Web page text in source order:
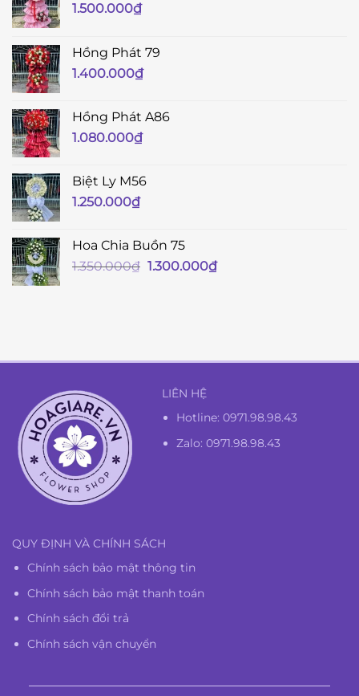
1.500.000₫
Hồng Phát 79
1.400.000₫
Hồng Phát A86
1.080.000₫
Biệt Ly M56
1.250.000₫
Hoa Chia Buồn 75
1.350.000₫ Giá
1.300.000₫Giá
LIÊN HỆ
Hotline:0971.98.98.43
Zalo: 0971.98.98.43
QUY ĐỊNH VÀ CHÍNH SÁCH
Chính sách bảo mật thông tin
Chính sách bảo mật thanh toán
Chính sách đổi trả
Chính sách vận chuyển